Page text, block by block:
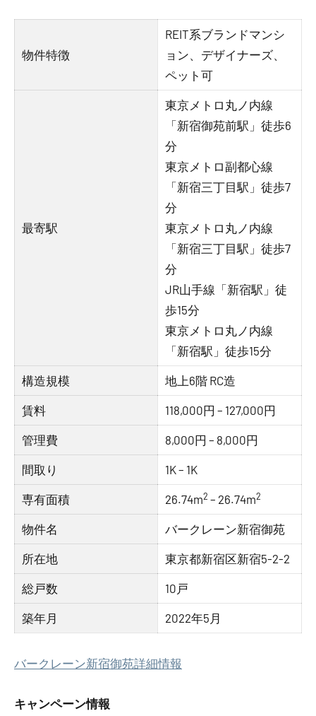
物件特徴
REIT系ブランドマンシ
ョン、デザイナーズ、
ペット可
最寄駅
東京メトロ丸ノ内線
「新宿御苑前駅」徒歩6
分
東京メトロ副都心線
「新宿三丁目駅」徒歩7
分
東京メトロ丸ノ内線
「新宿三丁目駅」徒歩7
分
JR山手線「新宿駅」徒
歩15分
東京メトロ丸ノ内線
「新宿駅」徒歩15分
構造規模 地上6階 RC造
賃料 118,000円 – 127,000円
管理費 8,000円 – 8,000円
間取り 1K – 1K
専有面積 26.74m2 – 26.74m2
物件名 バークレーン新宿御苑
所在地 東京都新宿区新宿5-2-2
総戸数 10戸
築年月 2022年5月
バークレーン新宿御苑詳細情報
キャンペーン情報